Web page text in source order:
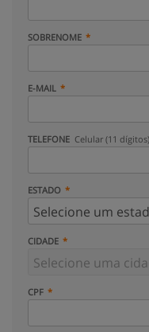
SOBRENOME
E-MAIL
TELEFONE Celular (11
ESTADO
CIDADE
CPF